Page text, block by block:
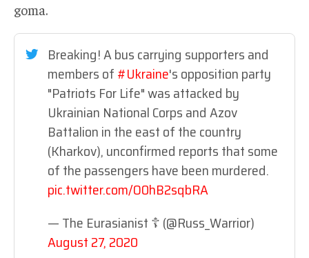
goma.
Breaking! A bus carrying supporters and
members of#Ukraine's opposition party
"Patriots For Life" was attacked by
Ukrainian National Corps and Azov
Battalion in the east of the country
(Kharkov), unconfirmed reports that some
of the passengers have been murdered.
pic.twitter.com/O0hB2sqbRA
— The Eurasianist ☦️ (@Russ_Warrior)
August 27, 2020